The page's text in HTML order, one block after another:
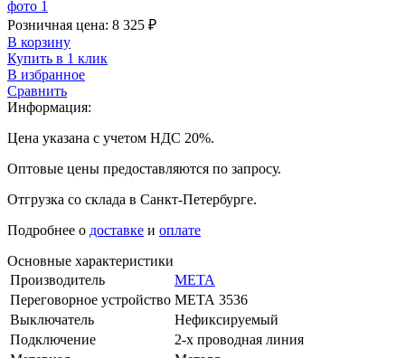
Розничная цена: 8 325 ₽
В корзину
Купить в 1 клик
В избранное
Сравнить
Информация:
Цена указана с учетом НДС 20%.
Оптовые цены предоставляются по запросу.
Отгрузка со склада в Санкт-Петербурге.
Подробнее о доставке и оплате
Основные характеристики
Производитель
МЕТА
Переговорное устройство МЕТА 3536
Выключатель
Нефиксируемый
Подключение
2-х проводная линия